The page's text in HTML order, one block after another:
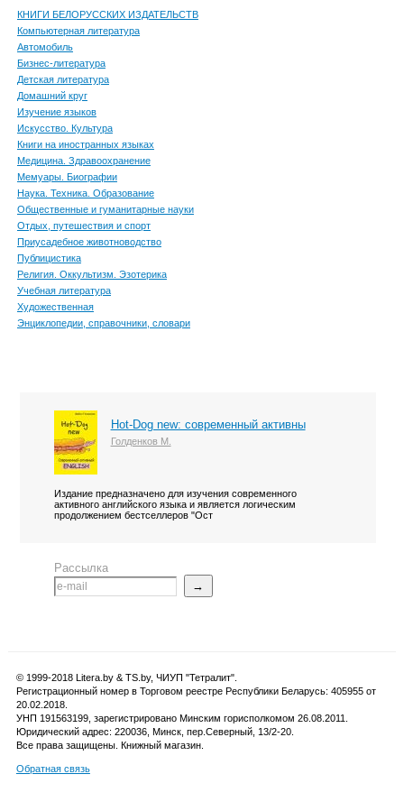
КНИГИ БЕЛОРУССКИХ ИЗДАТЕЛЬСТВ
Компьютерная литература
Автомобиль
Бизнес-литература
Детская литература
Домашний круг
Изучение языков
Искусство. Культура
Книги на иностранных языках
Медицина. Здравоохранение
Мемуары. Биографии
Наука. Техника. Образование
Общественные и гуманитарные науки
Отдых, путешествия и спорт
Приусадебное животноводство
Публицистика
Религия. Оккультизм. Эзотерика
Учебная литература
Художественная
Энциклопедии, справочники, словари
Hot-Dog new: современный активны
Голденков М.
Издание предназначено для изучения современного
активного английского языка и является логическим
продолжением бестселлеров "Ост
Рассылка
→
© 1999-2018 Litera.by & TS.by, ЧИУП "Тетралит".
Регистрационный номер в Торговом реестре Республики Беларусь: 405955 от
20.02.2018.
УНП 191563199, зарегистрировано Минским горисполкомом 26.08.2011.
Юридический адрес: 220036, Минск, пер.Северный, 13/2-20.
Все права защищены. Книжный магазин.
Обратная связь